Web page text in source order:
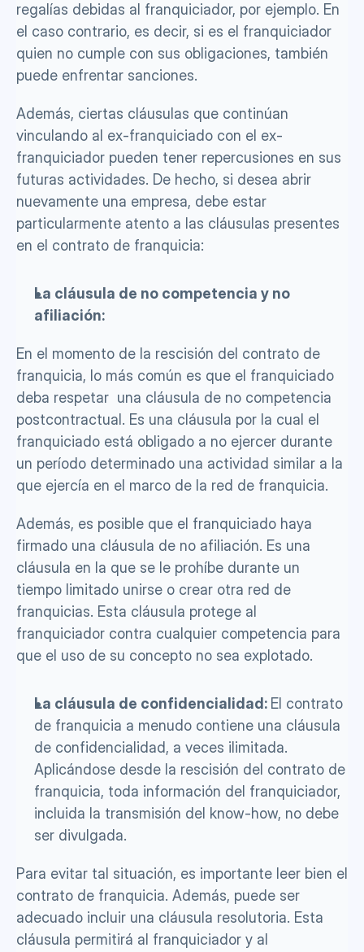
regalías debidas al franquiciador, por ejemplo. En
el caso contrario, es decir, si es el franquiciador
quien no cumple con sus obligaciones, también
puede enfrentar sanciones.
Además, ciertas cláusulas que continúan
vinculando al ex-franquiciado con el ex-
franquiciador pueden tener repercusiones en sus
futuras actividades. De hecho, si desea abrir
nuevamente una empresa, debe estar
particularmente atento a las cláusulas presentes
en el contrato de franquicia:
La cláusula de no competencia y no
afiliación:
En el momento de la rescisión del contrato de
franquicia, lo más común es que el franquiciado
deba respetar  una cláusula de no competencia
postcontractual. Es una cláusula por la cual el
franquiciado está obligado a no ejercer durante
un período determinado una actividad similar a la
que ejercía en el marco de la red de franquicia.
Además, es posible que el franquiciado haya
firmado una cláusula de no afiliación. Es una
cláusula en la que se le prohíbe durante un
tiempo limitado unirse o crear otra red de
franquicias. Esta cláusula protege al
franquiciador contra cualquier competencia para
que el uso de su concepto no sea explotado.
La cláusula de confidencialidad: El contrato
de franquicia a menudo contiene una cláusula
de confidencialidad, a veces ilimitada.
Aplicándose desde la rescisión del contrato de
franquicia, toda información del franquiciador,
incluida la transmisión del know-how, no debe
ser divulgada.
Para evitar tal situación, es importante leer bien el
contrato de franquicia. Además, puede ser
adecuado incluir una cláusula resolutoria. Esta
cláusula permitirá al franquiciador y al